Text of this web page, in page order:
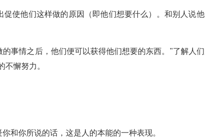
使他们这样做的原因（即他们想要什么）。和别人说
事情之后，他们便可以获得他们想要的东西。"了解人
懈努力。
和你所说的话，这是人的本能的一种表现。